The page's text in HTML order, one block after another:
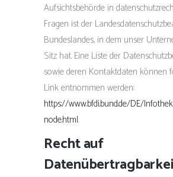
Aufsichtsbehörde in
Fragen ist der
Bundeslandes, in dem unser
Sitz hat. Eine Liste der
sowie deren Kontaktdaten können
Link entnommen werden:
https://www.bfdi.bund.de/DE/
node.html.
Recht auf